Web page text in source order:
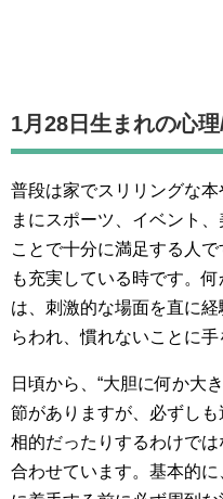
1月28日生まれの心
普段は家でスリリングな
まにスポーツ、イベント
ことで十分に満足する人
も充実している時です。
は、刺激的な場面を直に
らわれ、慣れないことに手
日頃から、“大胆に何か大
節がありますが、必ずし
相的だったりするわけで
合わせています。基本的